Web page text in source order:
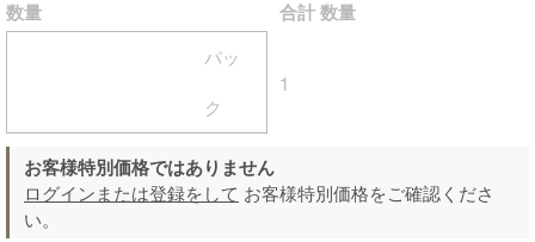
数量
パッ
ク
合計 数量
1
お客様特別価格ではありません
ログインまたは登録をして お客様特別価格をご確認くださ
い。